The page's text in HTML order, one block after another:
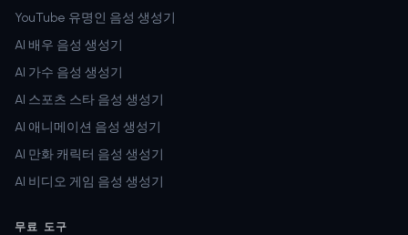
YouTube 유명인 음성 생성기
AI 배우 음성 생성기
AI 가수 음성 생성기
AI 스포츠 스타 음성 생성기
AI 애니메이션 음성 생성기
AI 만화 캐릭터 음성 생성기
AI 비디오 게임 음성 생성기
무료 도구